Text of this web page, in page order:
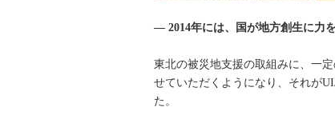
― 2014年には、国が地方創生に力
東北の被災地支援の取組みに、一
せていただくようになり、それが
た。